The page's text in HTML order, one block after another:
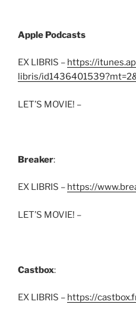
Apple Podcasts
EX LIBRIS – https://
libris/
LET’S MOVIE! –
Breaker:
EX LIBRIS – https://
LET’S MOVIE! –
Castbox:
EX LIBRIS – https://